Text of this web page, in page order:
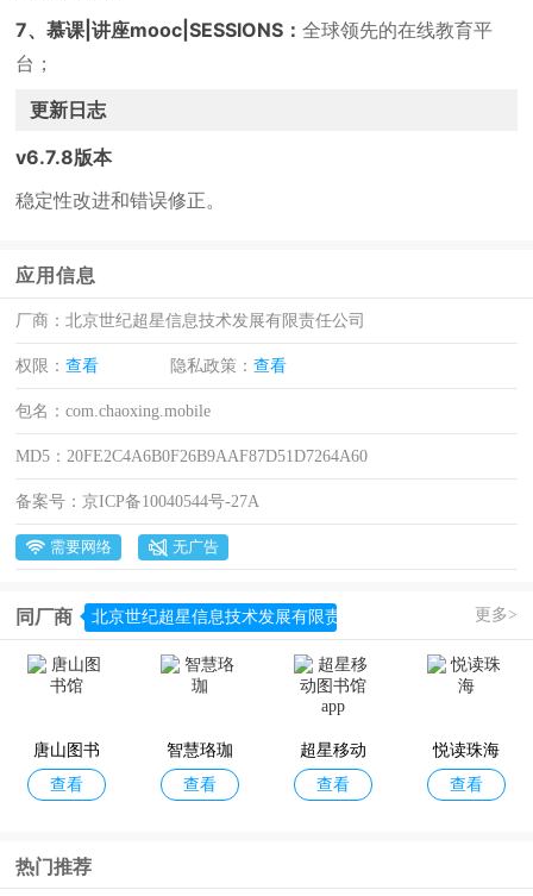
7、慕课|讲座mooc|SESSIONS：全球领先的在线教育平
台；
更新日志
v6.7.8版本
稳定性改进和错误修正。
应用信息
厂商：北京世纪超星信息技术发展有限责任公司
权限：查看 隐私政策：查看
包名：com.chaoxing.mobile
MD5：20FE2C4A6B0F26B9AAF87D51D7264A60
备案号： 京ICP备10040544号-27A
需要网络 无广告
同厂商 北京世纪超星信息技术发展有限责任公司 更多>
唐山图书
馆
查看
智慧珞珈
查看
超星移动
图书馆app
查看
悦读珠海
查看
热门推荐